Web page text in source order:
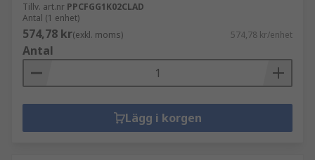
Tillv. art.nr PPCFGG1K02CLAD
Antal (1 enhet)
574,78 kr(exkl. moms) 574,78 kr/enhet
Antal
Lägg i korgen